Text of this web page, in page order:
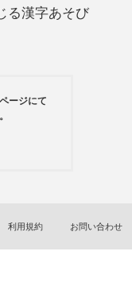
る漢字あそび
ージにて
利用規約 お問い合わせ